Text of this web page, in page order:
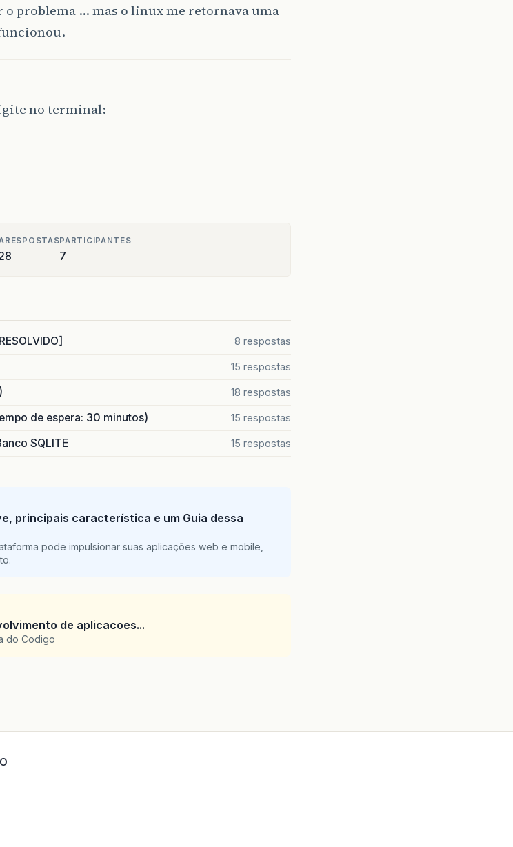
o problema … mas o linux me retornava uma
no terminal:
RESPOSTAS
8
PARTICIPANTES
7
8 respostas
15 respostas
18 respostas
de espera: 30 minutos) 15 respostas
SQLITE 15 respostas
principais característica e um Guia dessa
pode impulsionar suas aplicações web e mobile,
de aplicacoes...
do Codigo